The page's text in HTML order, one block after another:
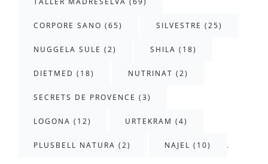
CORPORE SANO (65) SILVESTRE (25)
NUGGELA SULE (2) SHILA (18)
DIETMED (18) NUTRINAT (2)
SECRETS DE PROVENCE (3)
LOGONA (12) URTEKRAM (4)
PLUSBELL NATURA (2) NAJEL (10) .